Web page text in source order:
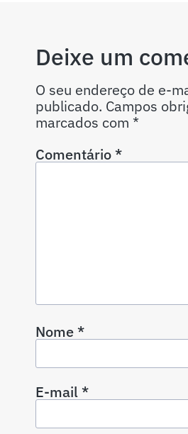
Deixe um
O seu endereço de e-
publicado. Campos
marcados com *
Comentário*
Nome*
E-mail*